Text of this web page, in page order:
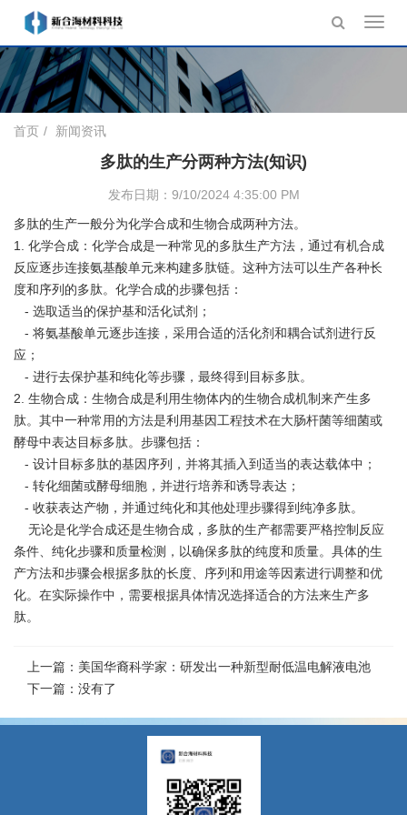
首页 新闻资讯
多肽的生产分两种方法(知识)
发布日期：9/10/2024 4:35:00 PM
多肽的生产一般分为化学合成和生物合成两种方法。
1. 化学合成：化学合成是一种常见的多肽生产方法，通过有机合成
反应逐步连接氨基酸单元来构建多肽链。这种方法可以生产各种长
度和序列的多肽。化学合成的步骤包括：
- 选取适当的保护基和活化试剂；
- 将氨基酸单元逐步连接，采用合适的活化剂和耦合试剂进行反
应；
- 进行去保护基和纯化等步骤，最终得到目标多肽。
2. 生物合成：生物合成是利用生物体内的生物合成机制来产生多
肽。其中一种常用的方法是利用基因工程技术在大肠杆菌等细菌或
酵母中表达目标多肽。步骤包括：
- 设计目标多肽的基因序列，并将其插入到适当的表达载体中；
- 转化细菌或酵母细胞，并进行培养和诱导表达；
- 收获表达产物，并通过纯化和其他处理步骤得到纯净多肽。
无论是化学合成还是生物合成，多肽的生产都需要严格控制反应
条件、纯化步骤和质量检测，以确保多肽的纯度和质量。具体的生
产方法和步骤会根据多肽的长度、序列和用途等因素进行调整和优
化。在实际操作中，需要根据具体情况选择适合的方法来生产多
肽。
上一篇： 美国华裔科学家：研发出一种新型耐低温电解液电池
下一篇：没有了